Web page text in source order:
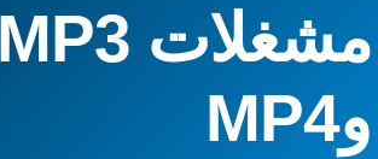
مشغلات MP3
وMP4